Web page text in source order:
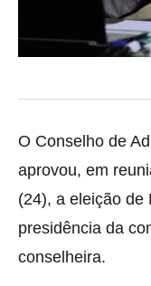
O Conselho de
aprovou, em
(24), a eleição de
presidência da
conselheira.